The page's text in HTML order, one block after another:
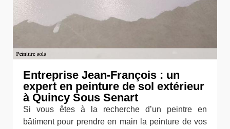
Entreprise Jean-François : un
expert en peinture de sol extérieur
à Quincy Sous Senart
Si vous êtes à la recherche d’un peintre en
bâtiment pour prendre en main la peinture de vos